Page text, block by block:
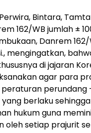
Bintara,
162/WB jumlah ±
Danrem 162/
mengingatkan,
di jajaran
agar para
perundang
berlaku
hukum guna
oleh setiap prajurit